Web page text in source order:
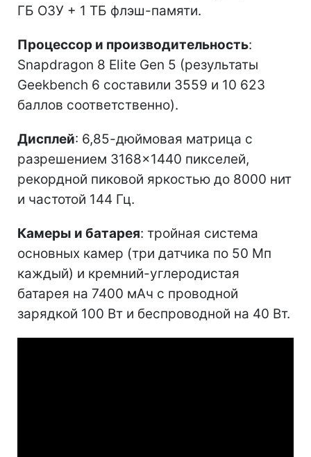
ГБ ОЗУ + 1 ТБ флэш-памяти.
Процессор и производительность:
Snapdragon 8 Elite Gen 5 (результаты
Geekbench 6 составили 3559 и 10 623
баллов соответственно).
Дисплей: 6,85-дюймовая матрица с
разрешением 3168×1440 пикселей,
рекордной пиковой яркостью до 8000 нит
и частотой 144 Гц.
Камеры и батарея: тройная система
основных камер (три датчика по 50 Мп
каждый) и кремний-углеродистая
батарея на 7400 мАч с проводной
зарядкой 100 Вт и беспроводной на 40 Вт.